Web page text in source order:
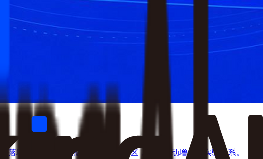
地机制，避开数据孤岛与统计误区，构建驱动增长的实验体系。